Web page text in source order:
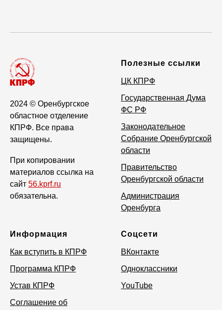
2024 © Оренбургское
областное отделение
КПРФ. Все права
защищены.
При копировании
материалов ссылка на
сайт 56.kprf.ru
обязательна.
Полезные ссылки
ЦК КПРФ
Государственная Дума
ФС РФ
Законодательное
Собрание Оренбургской
области
Правительство
Оренбургской области
Администрация
Оренбурга
Информация
Как вступить в КПРФ
Программа КПРФ
Устав КПРФ
Соглашение об
Соцсети
ВКонтакте
Одноклассники
YouTube